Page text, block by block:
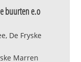
buurten e.o
De Fryske
Marren